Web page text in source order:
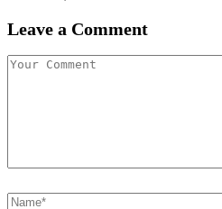
Leave a Comment